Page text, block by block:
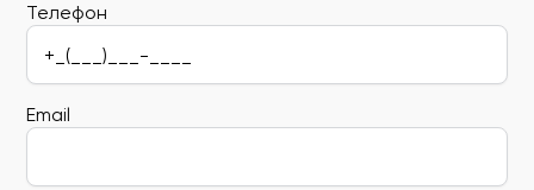
Телефон
Email